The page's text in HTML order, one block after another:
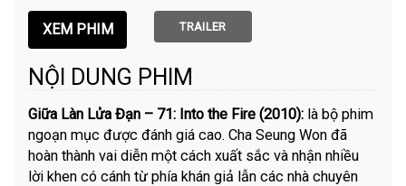
TRAILER
NỘI DUNG PHIM
Giữa Làn Lửa Đạn – 71: Into the Fire (2010): là bộ phim
ngoạn mục được đánh giá cao. Cha Seung Won đã
hoàn thành vai diễn một cách xuất sắc và nhận nhiều
lời khen có cánh từ phía khán giả lẫn các nhà chuyên